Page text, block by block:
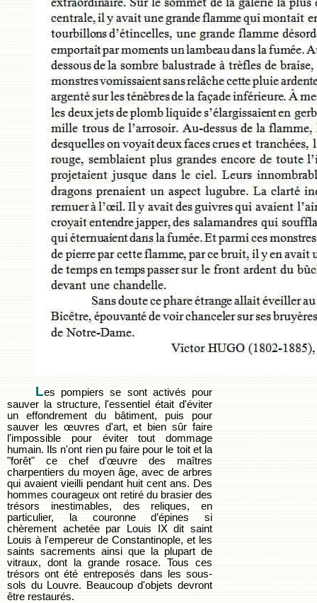
Les pompiers se sont activés pour
sauver la structure, l'essentiel était d'éviter
un effondrement du bâtiment, puis pour
sauver les œuvres d'art, et bien sûr faire
l'impossible pour éviter tout dommage
humain. Ils n'ont rien pu faire pour le toit et la
"forêt" ce chef d'œuvre des maîtres
charpentiers du moyen âge, avec de arbres
qui avaient vieilli pendant huit cent ans. Des
hommes courageux ont retiré du brasier des
trésors inestimables, des reliques, en
particulier, la couronne d’épines si
chèrement achetée par Louis IX dit saint
Louis à l'empereur de Constantinople, et les
saints sacrements ainsi que la plupart de
vitraux, dont la grande rosace. Tous ces
trésors ont été entreposés dans les sous-
sols du Louvre. Beaucoup d'objets devront
être restaurés.